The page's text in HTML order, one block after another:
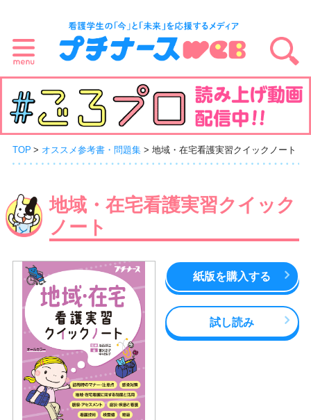
TOP オススメ参考書・問題集 地域・在宅看護実習クイックノート
地域・在宅看護実習クイック
ノート
紙版を購入する
試し読み